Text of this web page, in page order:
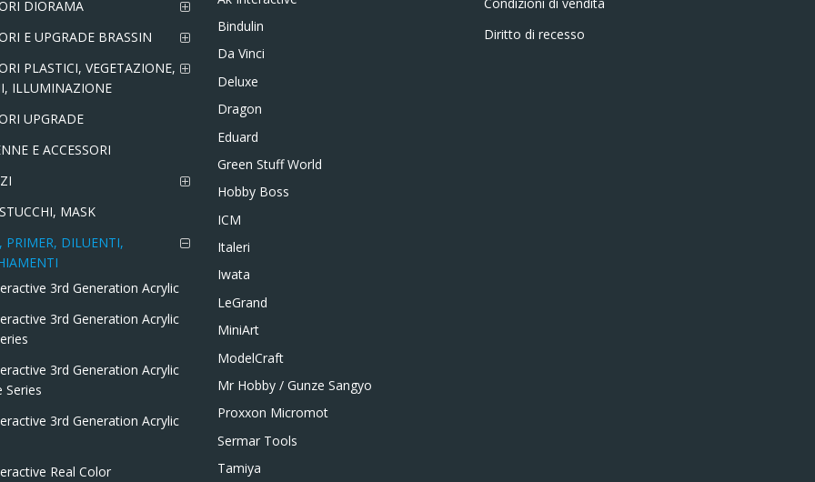
DIORAMA
E UPGRADE BRASSIN
PLASTICI, VEGETAZIONE,
ILLUMINAZIONE
UPGRADE
E ACCESSORI
MASK
PRIMER, DILUENTI,
3rd Generation Acrylic
3rd Generation Acrylic 
3rd Generation Acrylic 
Series
3rd Generation Acrylic
Real Color
Bindulin
Da Vinci
Deluxe
Dragon
Eduard
Green Stuff World
Hobby Boss
ICM
Italeri
Iwata
LeGrand
MiniArt
ModelCraft
Mr Hobby / Gunze Sangyo
Proxxon Micromot
Sermar Tools
Tamiya
Diritto di recesso